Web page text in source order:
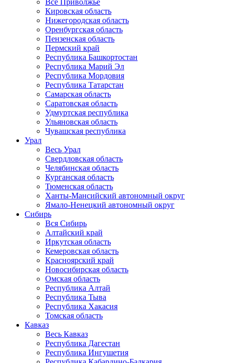
Всё Приволжье
Кировская область
Нижегородская область
Оренбургская область
Пензенская область
Пермский край
Республика Башкортостан
Республика Марий Эл
Республика Мордовия
Республика Татарстан
Самарская область
Саратовская область
Удмуртская республика
Ульяновская область
Чувашская республика
Урал
Весь Урал
Свердловская область
Челябинская область
Курганская область
Тюменская область
Ханты-Мансийский автономный округ
Ямало-Ненецкий автономный округ
Сибирь
Вся Сибирь
Алтайский край
Иркутская область
Кемеровская область
Красноярский край
Новосибирская область
Омская область
Республика Алтай
Республика Тыва
Республика Хакасия
Томская область
Кавказ
Весь Кавказ
Республика Дагестан
Республика Ингушетия